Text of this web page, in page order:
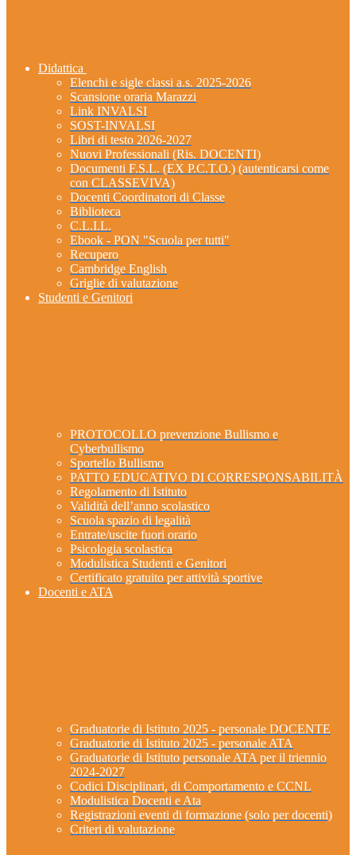
Didattica
Elenchi e sigle classi a.s. 2025-2026
Scansione oraria Marazzi
Link INVALSI
SOST-INVALSI
Libri di testo 2026-2027
Nuovi Professionali (Ris. DOCENTI)
Documenti F.S.L. (EX P.C.T.O.) (autenticarsi come
con CLASSEVIVA)
Docenti Coordinatori di Classe
Biblioteca
C.L.I.L.
Ebook - PON "Scuola per tutti"
Recupero
Cambridge English
Griglie di valutazione
Studenti e Genitori
PROTOCOLLO prevenzione Bullismo e
Cyberbullismo
Sportello Bullismo
PATTO EDUCATIVO DI CORRESPONSABILITÀ
Regolamento di Istituto
Validità dell’anno scolastico
Scuola spazio di legalità
Entrate/uscite fuori orario
Psicologia scolastica
Modulistica Studenti e Genitori
Certificato gratuito per attività sportive
Docenti e ATA
Graduatorie di Istituto 2025 - personale DOCENTE
Graduatorie di Istituto 2025 - personale ATA
Graduatorie di Istituto personale ATA per il triennio
2024-2027
Codici Disciplinari, di Comportamento e CCNL
Modulistica Docenti e Ata
Registrazioni eventi di formazione (solo per docenti)
Criteri di valutazione